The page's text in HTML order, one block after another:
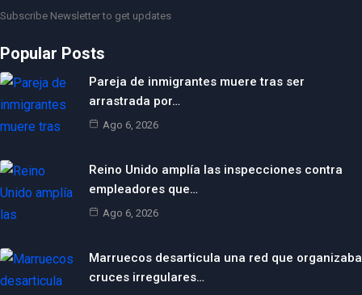
Subscribe Newsletter to get updates
Popular Posts
Pareja de inmigrantes muere tras ser
arrastrada por…
Ago 6, 2026
Reino Unido amplía las inspecciones contra
empleadores que…
Ago 6, 2026
Marruecos desarticula una red que organizaba
cruces irregulares…